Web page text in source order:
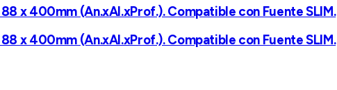
x 400mm (An.xAl.xProf.). Compatible con Fuente SLIM.
x 400mm (An.xAl.xProf.). Compatible con Fuente SLIM.